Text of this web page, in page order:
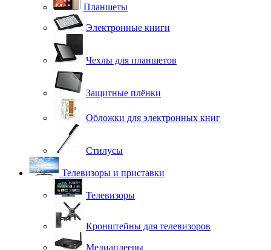
Планшеты
Электронные книги
Чехлы для планшетов
Защитные плёнки
Обложки для электронных книг
Стилусы
Телевизоры и приставки
Телевизоры
Кронштейны для телевизоров
Медиаплееры